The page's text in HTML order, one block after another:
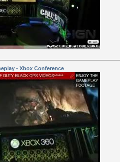
- Xbox Conference